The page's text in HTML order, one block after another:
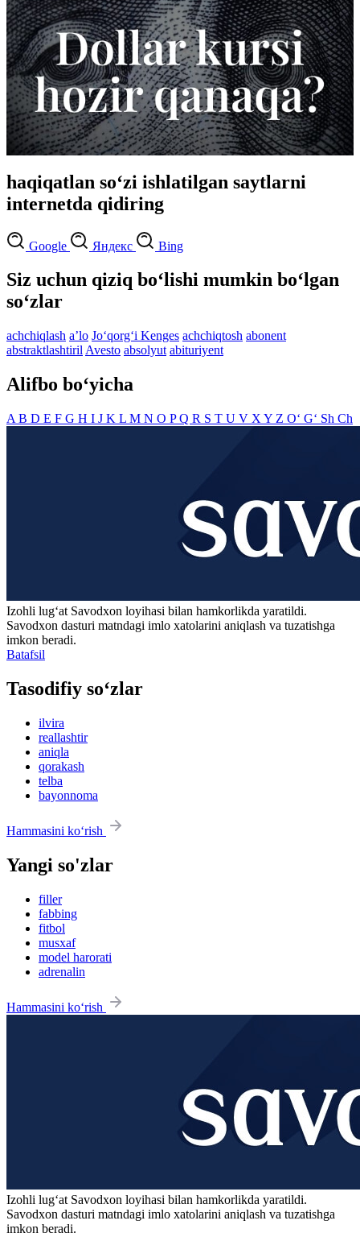
haqiqatlan so‘zi ishlatilgan saytlarni
internetda qidiring
Google Яндекс Bing
Siz uchun qiziq bo‘lishi mumkin bo‘lgan
so‘zlar
achchiqlash aʼlo Jo‘qorg‘i Kenges achchiqtosh abonent
abstraktlashtiril Avesto absolyut abituriyent
Alifbo bo‘yicha
A B D E F G H I J K L M N O PQ R S T U V X Y Z O‘ G‘ Sh Ch
Izohli lugʻat Savodxon loyihasi bilan hamkorlikda yaratildi.
Savodxon dasturi matndagi imlo xatolarini aniqlash va tuzatishga
imkon beradi.
Batafsil
Tasodifiy so‘zlar
ilvira
reallashtir
aniqla
qorakash
telba
bayonnoma
Hammasini ko‘rish
Yangi so'zlar
filler
fabbing
fitbol
musxaf
model harorati
adrenalin
Hammasini ko‘rish
Izohli lugʻat Savodxon loyihasi bilan hamkorlikda yaratildi.
Savodxon dasturi matndagi imlo xatolarini aniqlash va tuzatishga
imkon beradi.